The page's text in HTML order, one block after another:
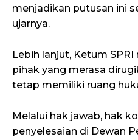
menjadikan putusan ini
ujarnya.
Lebih lanjut, Ketum
pihak yang merasa
tetap memiliki ruang
Melalui hak jawab, hak
penyelesaian di Dewan